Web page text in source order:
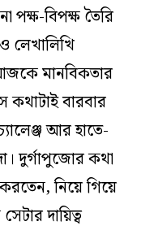
পক্ষ-বিপক্ষ তৈরি
লেখালিখি
মানবিকতার
কথাটাই বারবার
আর হাতে-
দুর্গাপুজোর কথা
করতেন, নিয়ে গিয়ে
দায়িত্ব